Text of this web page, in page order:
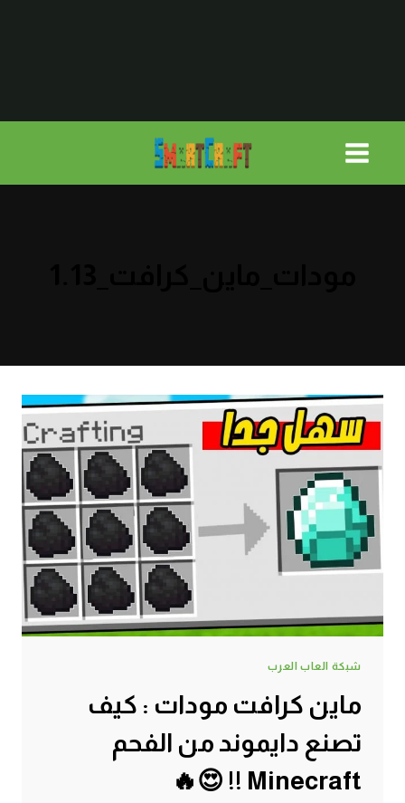
شبكة العاب العرب
ماين كرافت مودات : كيف
تصنع دايموند من الفحم
Minecraft !! 😍🔥